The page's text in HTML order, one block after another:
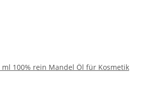
100% rein Mandel Öl für Kosmetik